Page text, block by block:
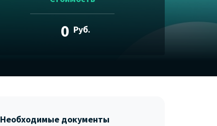
0 Руб.
Необходимые документы